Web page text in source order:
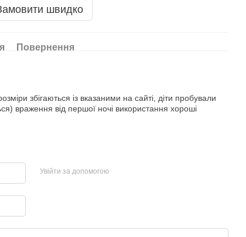
швидко
Повернення
збігаються із вказаними на сайті, діти пробували
враження від першої ночі використання хороші
Увійти за допомогою